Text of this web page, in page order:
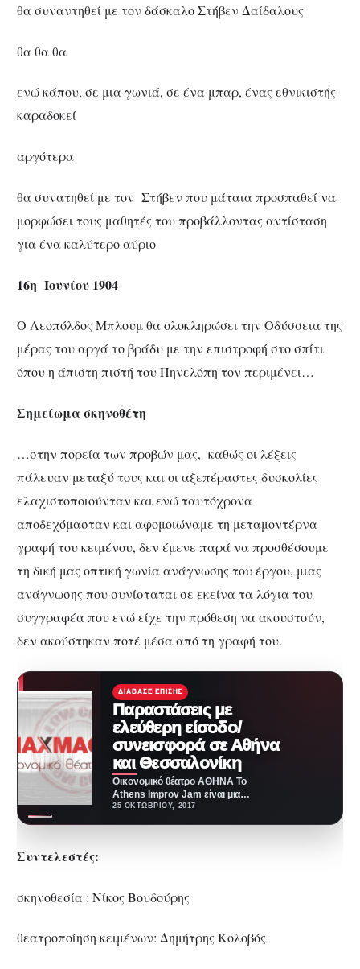
θα συναντηθεί με τον δάσκαλο Στήβεν Δαίδαλους
θα θα θα
ενώ κάπου, σε μια γωνιά, σε ένα μπαρ, ένας εθνικιστής
καραδοκεί
αργότερα
θα συνατηθεί με τον Στήβεν που μάταια προσπαθεί να
μορφώσει τους μαθητές του προβάλλοντας αντίσταση
για ένα καλύτερο αύριο
16η Ιουνίου 1904
Ο Λεοπόλδος Μπλουμ θα ολοκληρώσει την Οδύσσεια της
μέρας του αργά το βράδυ με την επιστροφή στο σπίτι
όπου η άπιστη πιστή του Πηνελόπη τον περιμένει…
Σημείωμα σκηνοθέτη
…στην πορεία των προβών μας, καθώς οι λέξεις
πάλευαν μεταξύ τους και οι αξεπέραστες δυσκολίες
ελαχιστοποιούνταν και ενώ ταυτόχρονα
αποδεχόμασταν και αφομοιώναμε τη μεταμοντέρνα
γραφή του κειμένου, δεν έμενε παρά να προσθέσουμε
τη δική μας οπτική γωνία ανάγνωσης του έργου, μιας
ανάγνωσης που συνίσταται σε εκείνα τα λόγια του
συγγραφέα που ενώ είχε την πρόθεση να ακουστούν,
δεν ακούστηκαν ποτέ μέσα από τη γραφή του.
ΔΙΆΒΑΣΕ ΕΠΊΣΗΣ
Παραστάσεις με
ελεύθερη είσοδο/
συνεισφορά σε Αθήνα
και Θεσσαλονίκη
Οικονομικό θέατρο ΑΘΗΝΑ Το
Athens Improv Jam είναι μια
εβδομαδιαία παράσταση Improv
25 ΟΚΤΩΒΡΊΟΥ, 2017
Συντελεστές:
σκηνοθεσία : Νίκος Βουδούρης
θεατροποίηση κειμένων: Δημήτρης Κολοβός